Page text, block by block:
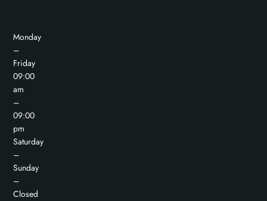
Monday
–
Friday
09:00
am
–
09:00
pm
Saturday
–
Sunday
–
Closed